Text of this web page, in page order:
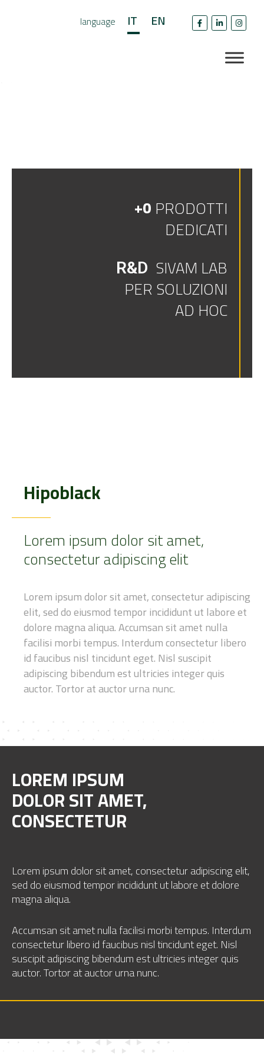
language IT EN
+0PRODOTTI
DEDICATI
R&D SIVAM LAB
PER SOLUZIONI
AD HOC
Hipoblack
Lorem ipsum dolor sit amet,
consectetur adipiscing elit
Lorem ipsum dolor sit amet, consectetur adipiscing
elit, sed do eiusmodtempor incididunt ut labore et
dolore magna aliqua. Accumsan sit ametnulla
facilisi morbi tempus. Interdum consectetur libero
id faucibus nisl tincidunt eget. Nisl suscipit
adipiscing bibendum est ultricies integerquis
auctor. Tortor at auctor urna nunc.
LOREM IPSUM
DOLOR SIT AMET,
CONSECTETUR
Lorem ipsum dolor sit amet, consecteturadipiscing elit,
sed do eiusmod temporincididunt ut labore et dolore
magna aliqua.
Accumsan sit amet nulla facilisi morbitempus. Interdum
consectetur libero idfaucibus nisl tincidunt eget. Nisl
suscipitadipiscing bibendum est ultricies integer quis
auctor. Tortor at auctor urna nunc.